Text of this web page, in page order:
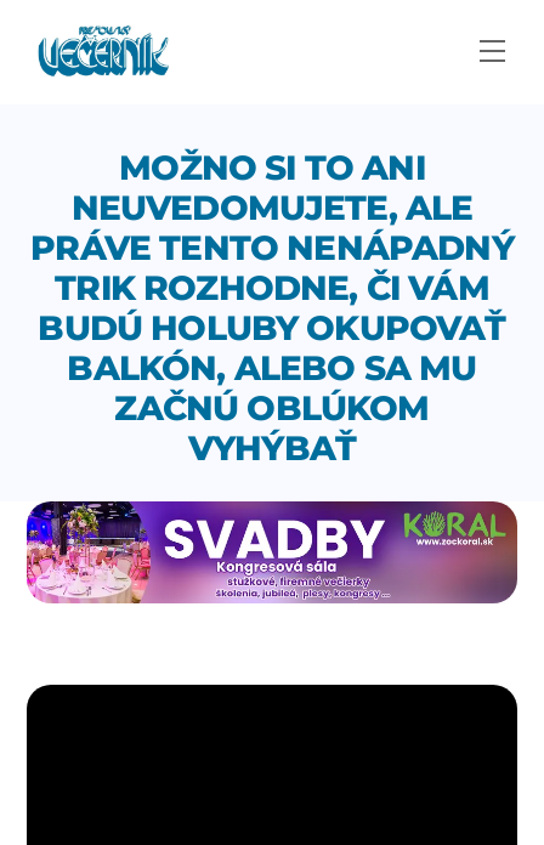
content
MOŽNO SI TO ANI
NEUVEDOMUJETE, ALE
PRÁVE TENTO NENÁPADNÝ
TRIK ROZHODNE, ČI VÁM
BUDÚ HOLUBY OKUPOVAŤ
BALKÓN, ALEBO SA MU
ZAČNÚ OBLÚKOM
VYHÝBAŤ